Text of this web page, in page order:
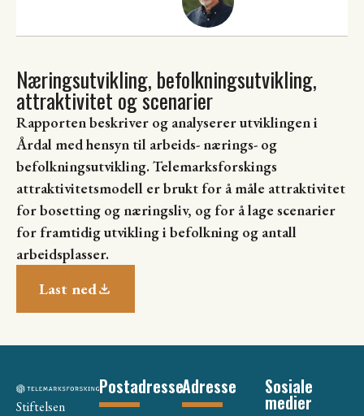
Næringsutvikling, befolkningsutvikling,
attraktivitet og scenarier
Rapporten beskriver og analyserer utviklingen i
Årdal med hensyn til arbeids- nærings- og
befolkningsutvikling. Telemarksforskings
attraktivitetsmodell er brukt for å måle attraktivitet
for bosetting og næringsliv, og for å lage scenarier
for framtidig utvikling i befolkning og antall
arbeidsplasser.
Last ned
Stiftelsen
PostadresseAdresse Sosiale
medier